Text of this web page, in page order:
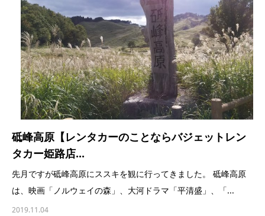
砥峰高原【レンタカーのことならバジェットレン
タカー姫路店...
先月ですが砥峰高原にススキを観に行ってきました。 砥峰高原
は、映画「ノルウェイの森」、大河ドラマ「平清盛」、「...
2019.11.04